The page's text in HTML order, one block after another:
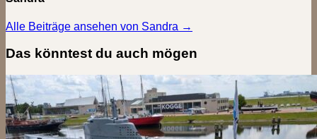
Alle Beiträge ansehen von Sandra →
Das könntest du auch mögen